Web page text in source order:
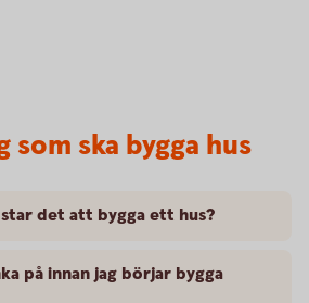
ska bygga hus
det att bygga ett hus?
på innan jag börjar bygga